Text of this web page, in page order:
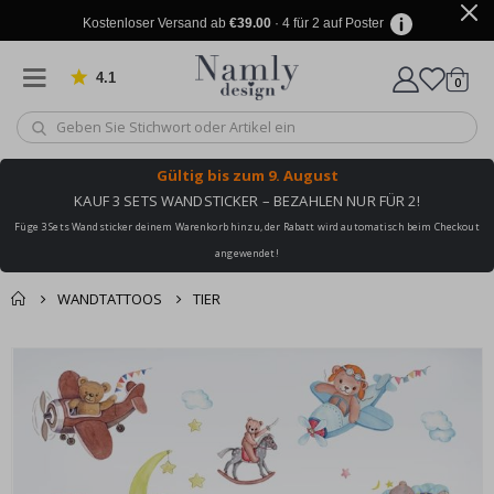
Kostenloser Versand ab €39.00· 4 für 2 auf Poster
4.1 von 1025 Bewertungen
Wagen
0
Gültig bis zum 9. August
KAUF 3 SETS WANDSTICKER – BEZAHLEN NUR FÜR 2!
Füge 3 Sets Wandsticker deinem Warenkorb hinzu, der Rabatt wird automatisch beim Checkout
angewendet!
WANDTATTOOS TIER
darunter leiden ✔
Zur Kasse
Bildgalerie
springen